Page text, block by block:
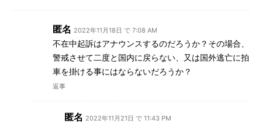
匿名 2022年11月18日 で 7:08 AM
不在中起訴はアナウンスするのだろうか？その場合、
警戒させて二度と国内に戻らない、又は国外逃亡に拍
車を掛ける事にはならないだろうか？
返事
匿名 2022年11月21日 で 11:43 PM